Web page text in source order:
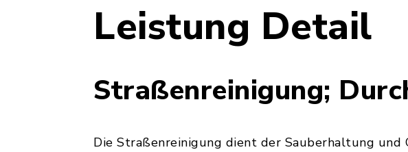
Leistung Detail
Straßenreinigung;
Die Straßenreinigung dient der Sauberhaltung